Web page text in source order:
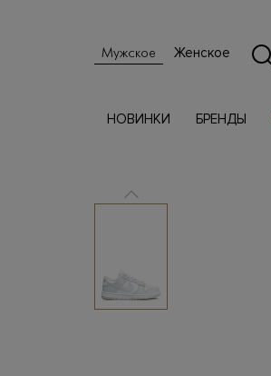
Мужское Женское
НОВИНКИ БРЕНДЫ